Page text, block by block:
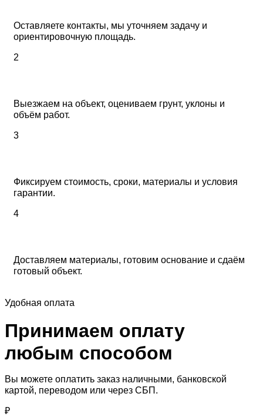
Оставляете контакты, мы уточняем задачу и
ориентировочную площадь.
2
Выезжаем на объект, оцениваем грунт, уклоны и
объём работ.
3
Фиксируем стоимость, сроки, материалы и условия
гарантии.
4
Доставляем материалы, готовим основание и сдаём
готовый объект.
Удобная оплата
Принимаем оплату
любым способом
Вы можете оплатить заказ наличными, банковской
картой, переводом или через СБП.
₽